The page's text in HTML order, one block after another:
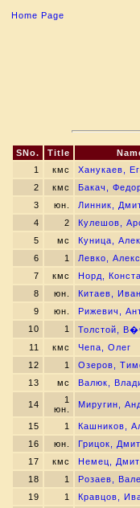
Home Page
SNo. Title
1
кмс Ханукаев,
2 кмс Бакач,
3 юн. Линник,
4 2 Кулешов,
5 мс Куница,
6 1 Левко,
7 кмс Норд,
8 юн. Китаев, Иван
9 юн. Рижевич,
10 1 Толстой,
11 кмс Чепа, Олег
12 1 Озеров,
13 мс Валюк,
14
1
юн.
Миругин,
15 1 Кашников,
16 юн. Грицок,
17 кмс Немец,
18 1 Розаев,
19 1 Кравцов,